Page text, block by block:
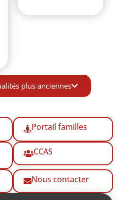
plus anciennes
Portail familles
CCAS
Nous contacter